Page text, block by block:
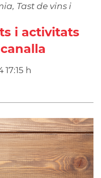
Tast de vins i
i activitats
17:15 h